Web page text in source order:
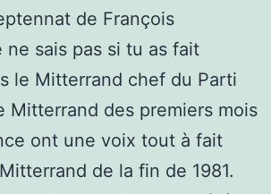
de François
ne sais pas si tu as fait
le Mitterrand chef du Parti
Mitterrand des premiers mois
ont une voix tout à fait
de la fin de 1981.